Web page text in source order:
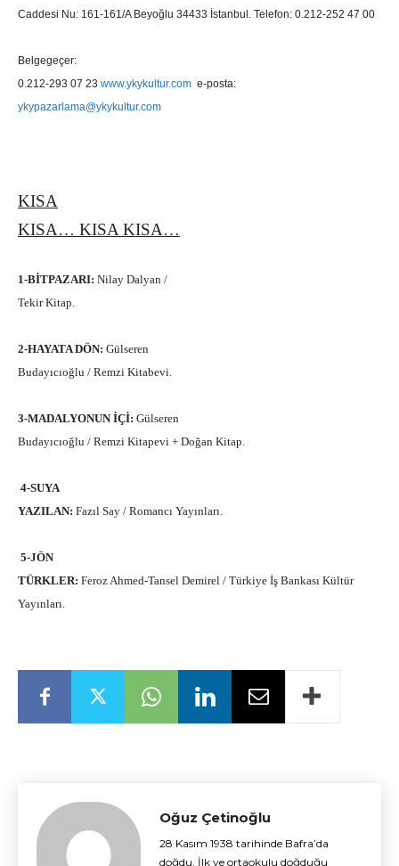
Caddesi Nu: 161-161/A Beyoğlu 34433 İstanbul. Telefon: 0.212-252 47 00
Belgegeçer:
0.212-293 07 23 www.ykykultur.com e-posta:
ykypazarlama@ykykultur.com
KISA
KISA… KISA KISA…
1-BİTPAZARI: Nilay Dalyan /
Tekir Kitap.
2-HAYATA DÖN: Gülseren
Budayıcıoğlu / Remzi Kitabevi.
3-MADALYONUN İÇİ: Gülseren
Budayıcıoğlu / Remzi Kitapevi + Doğan Kitap.
4-SUYA
YAZILAN: Fazıl Say / Romancı Yayınları.
5-JÖN
TÜRKLER: Feroz Ahmed-Tansel Demirel / Türkiye İş Bankası Kültür
Yayınları.
Oğuz Çetinoğlu
28 Kasım 1938 tarihinde Bafra’da
doğdu. İlk ve ortaokulu doğduğu